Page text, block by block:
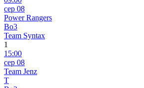
сер 08
Power Rangers
Bo3
Team Syntax
1
15:00
сер 08
Team Jenz
T